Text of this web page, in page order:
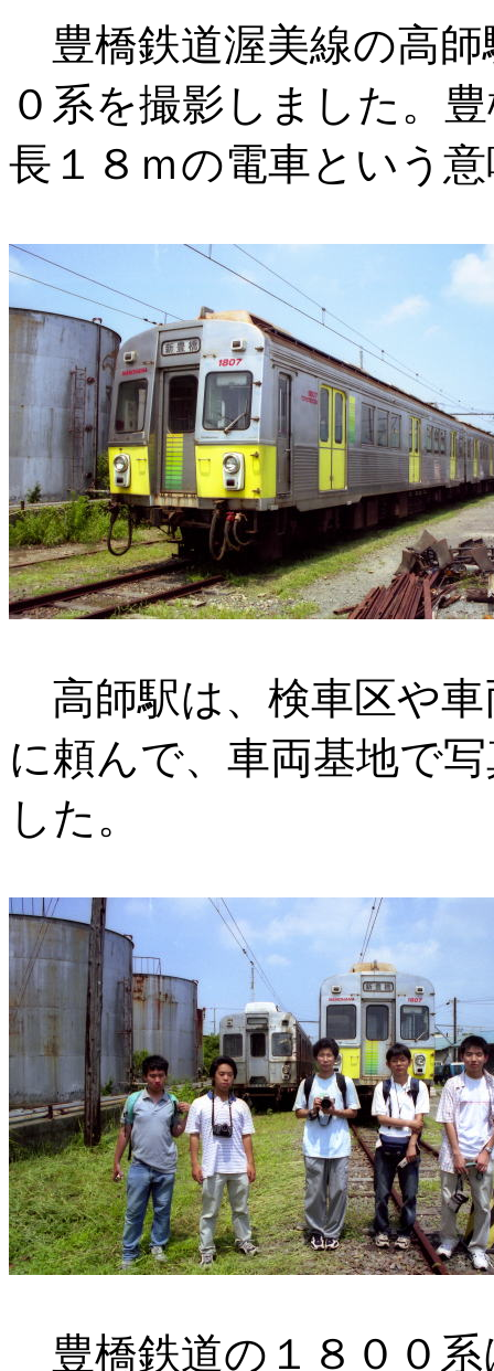
豊橋鉄道渥美線の高師
０系を撮影しました。
長１８ｍの電車という
高師駅は、検車区や
に頼んで、車両基地で
した。
豊橋鉄道の１８００系